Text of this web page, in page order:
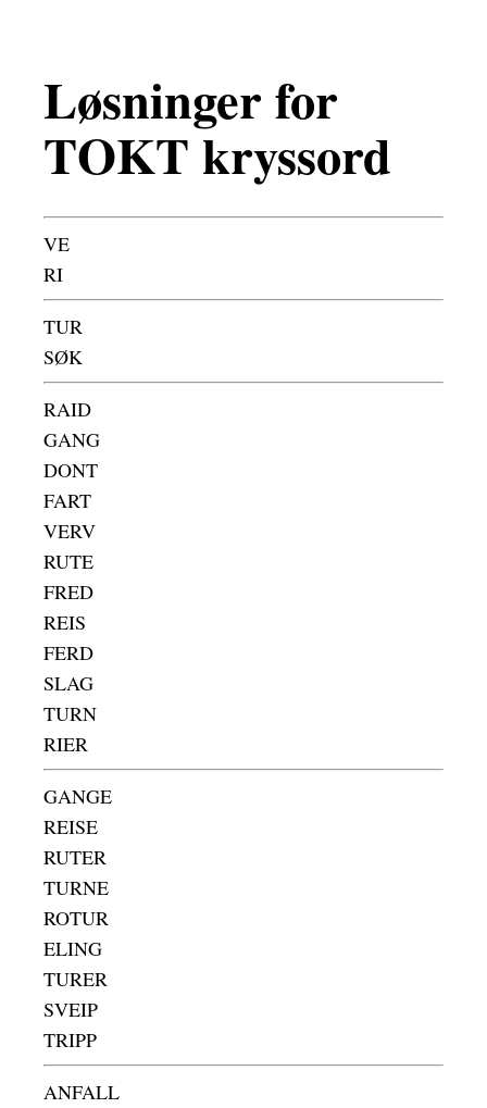
Løsninger for
TOKT kryssord
VE
RI
TUR
SØK
RAID
GANG
DONT
FART
VERV
RUTE
FRED
REIS
FERD
SLAG
TURN
RIER
GANGE
REISE
RUTER
TURNE
ROTUR
ELING
TURER
SVEIP
TRIPP
ANFALL